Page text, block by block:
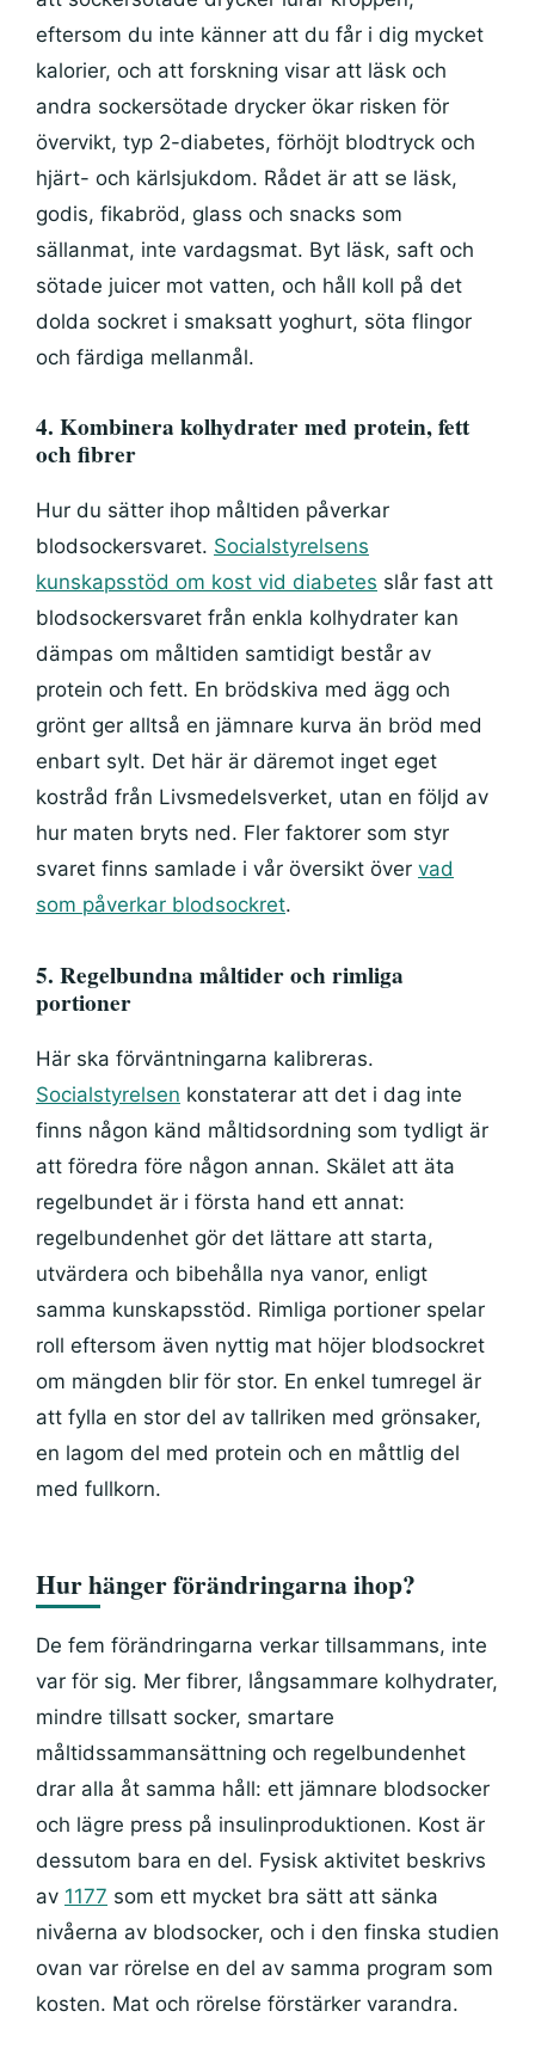
eftersom du inte känner att du får i dig mycket
kalorier, och att forskning visar att läsk och
andra sockersötade drycker ökar risken för
övervikt, typ 2-diabetes, förhöjt blodtryck och
hjärt- och kärlsjukdom. Rådet är att se läsk,
godis, fikabröd, glass och snacks som
sällanmat, inte vardagsmat. Byt läsk, saft och
sötade juicer mot vatten, och håll koll på det
dolda sockret i smaksatt yoghurt, söta flingor
och färdiga mellanmål.
4. Kombinera kolhydrater med protein, fett
och fibrer
Hur du sätter ihop måltiden påverkar
blodsockersvaret. Socialstyrelsens
kunskapsstöd om kost vid diabetes slår fast att
blodsockersvaret från enkla kolhydrater kan
dämpas om måltiden samtidigt består av
protein och fett. En brödskiva med ägg och
grönt ger alltså en jämnare kurva än bröd med
enbart sylt. Det här är däremot inget eget
kostråd från Livsmedelsverket, utan en följd av
hur maten bryts ned. Fler faktorer som styr
svaret finns samlade i vår översikt över vad
som påverkar blodsockret.
5. Regelbundna måltider och rimliga
portioner
Här ska förväntningarna kalibreras.
Socialstyrelsen konstaterar att det i dag inte
finns någon känd måltidsordning som tydligt är
att föredra före någon annan. Skälet att äta
regelbundet är i första hand ett annat:
regelbundenhet gör det lättare att starta,
utvärdera och bibehålla nya vanor, enligt
samma kunskapsstöd. Rimliga portioner spelar
roll eftersom även nyttig mat höjer blodsockret
om mängden blir för stor. En enkel tumregel är
att fylla en stor del av tallriken med grönsaker,
en lagom del med protein och en måttlig del
med fullkorn.
Hur hänger förändringarna ihop?
De fem förändringarna verkar tillsammans, inte
var för sig. Mer fibrer, långsammare kolhydrater,
mindre tillsatt socker, smartare
måltidssammansättning och regelbundenhet
drar alla åt samma håll: ett jämnare blodsocker
och lägre press på insulinproduktionen. Kost är
dessutom bara en del. Fysisk aktivitet beskrivs
av 1177 som ett mycket bra sätt att sänka
nivåerna av blodsocker, och i den finska studien
ovan var rörelse en del av samma program som
kosten. Mat och rörelse förstärker varandra.